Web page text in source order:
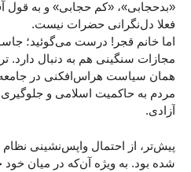
«بدحجابی»، «کم حجابی» و به
فعلا دل‌نگرانی حضرات نیست.
اما خانم قجر! درست می‌گوئید؛
مجازات سنگینی هم به دنبال دارد.
همان سیاست هراس‌افکنی در
مردم به حاکمیت اسلامی و
آزادی.
پیش‌تر، از احتمال واپس‌نشینی
شده بود. به ویژه آن‌که در میان